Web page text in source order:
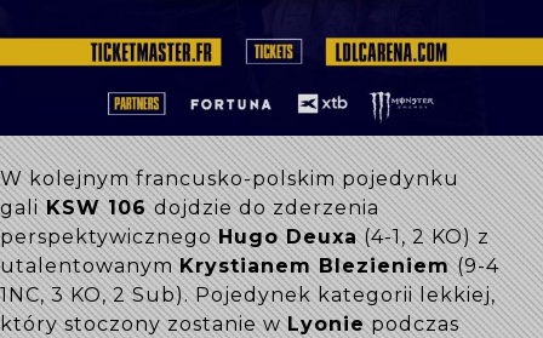
W kolejnym francusko-polskim pojedynku
galiKSW 106dojdzie do zderzenia
perspektywicznegoHugo Deuxa(4-1, 2 KO) z
utalentowanymKrystianem Blezieniem(9-4
1NC, 3 KO, 2 Sub). Pojedynek kategorii lekkiej,
który stoczony zostanie wLyoniepodczas